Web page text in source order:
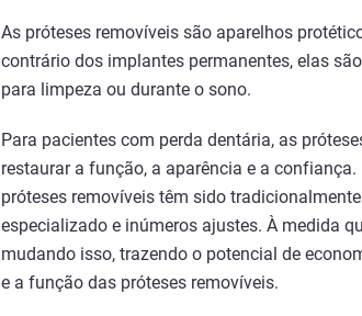
As próteses removíveis são aparelhos
contrário dos implantes permanentes, elas
para limpeza ou durante o sono.
Para pacientes com perda dentária, as
restaurar a função, a aparência e a
próteses removíveis têm sido
especializado e inúmeros ajustes. À medida
mudando isso, trazendo o potencial de
e a função das próteses removíveis.